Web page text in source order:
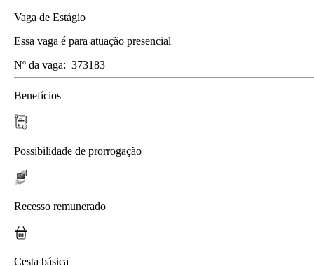
Vaga de Estágio
Essa vaga é para atuação presencial
Nº da vaga: 373183
Benefícios
Possibilidade de prorrogação
Recesso remunerado
Cesta básica